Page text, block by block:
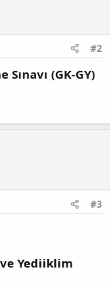
#2
(GK-GY)
#3
Yediiklim